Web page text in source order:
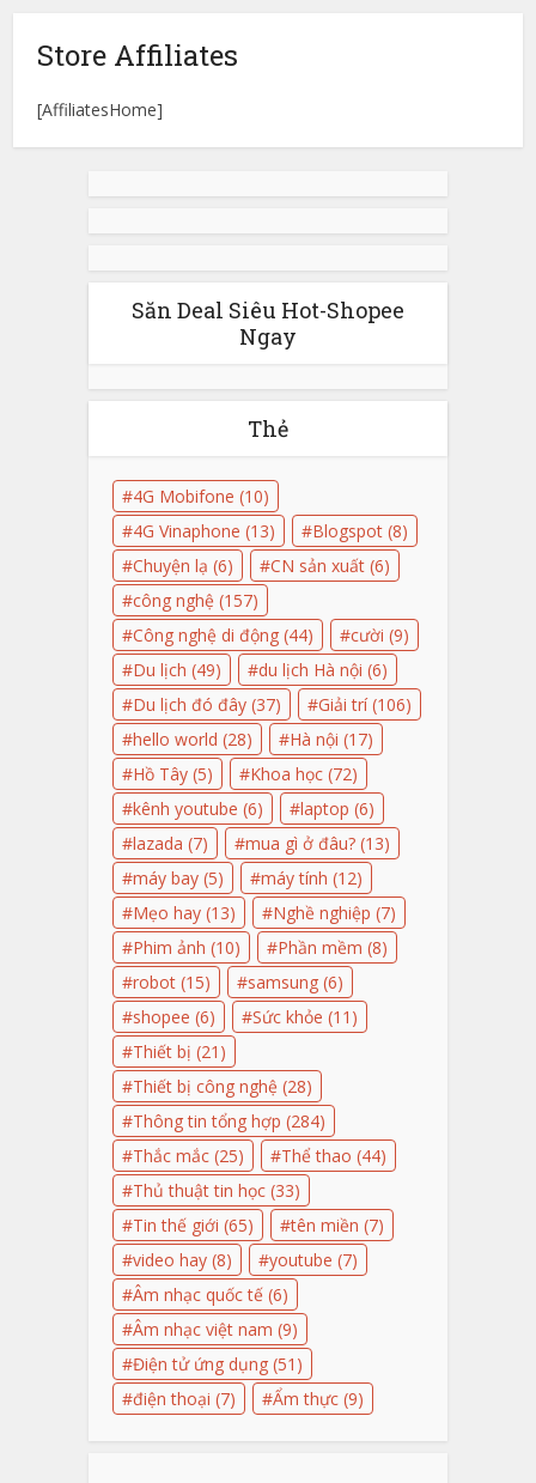
Store Affiliates
[AffiliatesHome]
Săn Deal Siêu Hot-Shopee
Ngay
Thẻ
4G Mobifone (10)
4G Vinaphone (13) Blogspot (8)
Chuyện lạ (6) CN sản xuất (6)
công nghệ (157)
Công nghệ di động (44) cười (9)
Du lịch (49) du lịch Hà nội (6)
Du lịch đó đây (37) Giải trí(106)
hello world (28) Hà nội (17)
Hồ Tây (5) Khoa học (72)
kênh youtube (6) laptop (6)
lazada (7) mua gì ở đâu? (13)
máy bay (5) máy tính (12)
Mẹo hay (13) Nghề nghiệp (7)
Phim ảnh (10) Phần mềm (8)
robot (15) samsung (6)
shopee (6) Sức khỏe (11)
Thiết bị (21)
Thiết bị công nghệ (28)
Thông tin tổng hợp (284)
Thắc mắc (25) Thể thao (44)
Thủ thuật tin học (33)
Tin thế giới (65) tên miền (7)
video hay (8) youtube (7)
Âm nhạc quốc tế (6)
Âm nhạc việt nam (9)
Điện tử ứng dụng (51)
điện thoại (7) Ẩm thực (9)